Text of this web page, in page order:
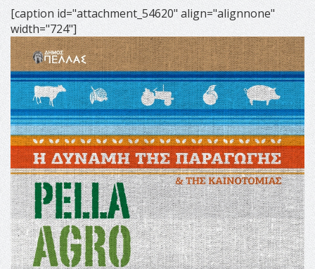
[caption id="attachment_54620" align="alignnone"
width="724"]